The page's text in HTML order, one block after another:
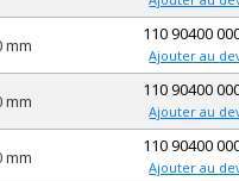
mm
110 90400
Ajouter au
mm
110 90400
Ajouter au
mm
110 90400
Ajouter au